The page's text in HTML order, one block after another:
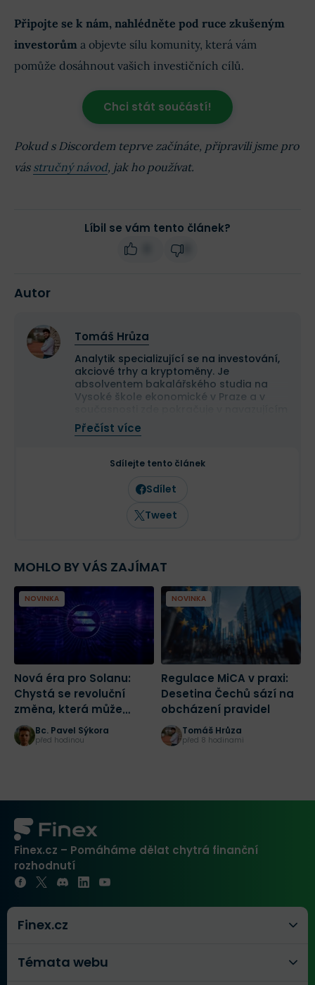
Připojte se k nám, nahlédněte pod ruce zkušeným
investorům a objevte sílu komunity, která vám
pomůže dosáhnout vašich investičních cílů.
Chci stát součástí!
Pokud s Discordem teprve začínáte, připravili jsme pro
vás stručný návod, jak ho používat.
Líbil se vám tento článek?
Autor
Tomáš Hrůza
Analytik specializující se na investování,
akciové trhy a kryptoměny. Je
absolventem bakalářského studia na
Vysoké škole ekonomické v Praze a v
magisterském studiu.
Na finančních trzích se pohybuje již více
analýze tradičních i kryptoměnových
trhů. Ve Finexu působí jako šéfredaktor a
zaměřuje se na investování,
makroekonomii a aktuální dění na
finančních trzích.
Přečíst více
Sdílejte tento článek
Sdílet
Tweet
MOHLO BY VÁS ZAJÍMAT
NOVINKA
Nová éra pro Solanu:
Chystá se revoluční
změna, která může
spustit masivní růst
Bc. Pavel Sýkora
před hodinou
NOVINKA
Regulace MiCA v praxi:
Desetina Čechů sází na
obcházení pravidel
Tomáš Hrůza
před 8 hodinami
Finex.cz – Pomáháme dělat chytrá finanční
rozhodnutí
Finex.cz
Témata webu